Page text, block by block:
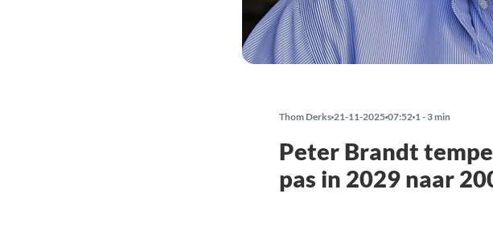
Thom Derks 21-11-2025 07:52 1 - 3 min
Peter Brandt
pas in 2029 naar